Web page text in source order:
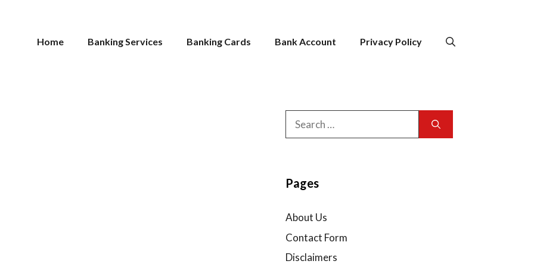
Home Banking Services Banking Cards Bank Account Privacy Policy
for:
Pages
About Us
Contact Form
Disclaimers